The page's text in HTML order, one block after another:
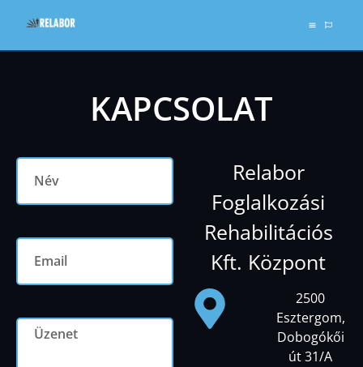
KAPCSOLAT
Relabor
Foglalkozási
Rehabilitációs
Kft. Központ
2500
Esztergom,
Dobogókői
út 31/A